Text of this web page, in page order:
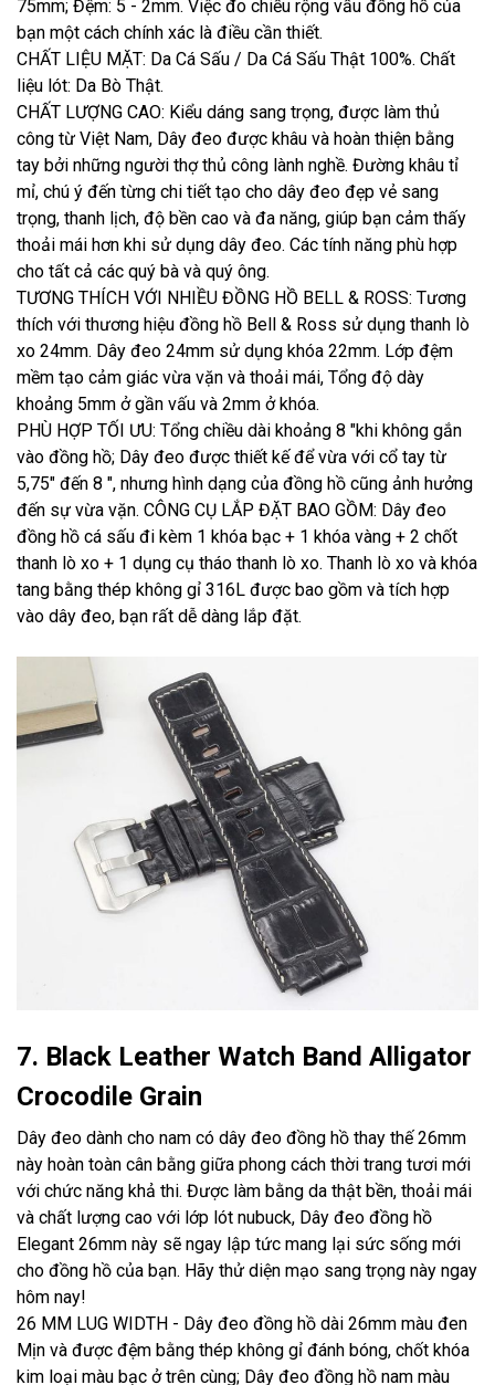
75mm; Đệm: 5 - 2mm. Việc đo chiều rộng vấu đồng hồ của
bạn một cách chính xác là điều cần thiết.
CHẤT LIỆU MẶT: Da Cá Sấu / Da Cá Sấu Thật 100%. Chất
liệu lót: Da Bò Thật.
CHẤT LƯỢNG CAO: Kiểu dáng sang trọng, được làm thủ
công từ Việt Nam, Dây đeo được khâu và hoàn thiện bằng
tay bởi những người thợ thủ công lành nghề. Đường khâu tỉ
mỉ, chú ý đến từng chi tiết tạo cho dây đeo đẹp vẻ sang
trọng, thanh lịch, độ bền cao và đa năng, giúp bạn cảm thấy
thoải mái hơn khi sử dụng dây đeo. Các tính năng phù hợp
cho tất cả các quý bà và quý ông.
TƯƠNG THÍCH VỚI NHIỀU ĐỒNG HỒ BELL & ROSS: Tương
thích với thương hiệu đồng hồ Bell & Ross sử dụng thanh lò
xo 24mm. Dây đeo 24mm sử dụng khóa 22mm. Lớp đệm
mềm tạo cảm giác vừa vặn và thoải mái, Tổng độ dày
khoảng 5mm ở gần vấu và 2mm ở khóa.
PHÙ HỢP TỐI ƯU: Tổng chiều dài khoảng 8 "khi không gắn
vào đồng hồ; Dây đeo được thiết kế để vừa với cổ tay từ
5,75" đến 8 ", nhưng hình dạng của đồng hồ cũng ảnh hưởng
đến sự vừa vặn. CÔNG CỤ LẮP ĐẶT BAO GỒM: Dây đeo
đồng hồ cá sấu đi kèm 1 khóa bạc + 1 khóa vàng + 2 chốt
thanh lò xo + 1 dụng cụ tháo thanh lò xo. Thanh lò xo và khóa
tang bằng thép không gỉ 316L được bao gồm và tích hợp
vào dây đeo, bạn rất dễ dàng lắp đặt.
7. Black Leather Watch Band Alligator
Crocodile Grain
Dây đeo dành cho nam có dây đeo đồng hồ thay thế 26mm
này hoàn toàn cân bằng giữa phong cách thời trang tươi mới
với chức năng khả thi. Được làm bằng da thật bền, thoải mái
và chất lượng cao với lớp lót nubuck, Dây đeo đồng hồ
Elegant 26mm này sẽ ngay lập tức mang lại sức sống mới
cho đồng hồ của bạn. Hãy thử diện mạo sang trọng này ngay
hôm nay!
26 MM LUG WIDTH - Dây đeo đồng hồ dài 26mm màu đen
Mịn và được đệm bằng thép không gỉ đánh bóng, chốt khóa
kim loại màu bạc ở trên cùng; Dây đeo đồng hồ nam màu